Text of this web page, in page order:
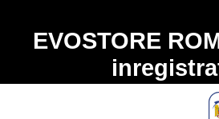
EVOSTORE